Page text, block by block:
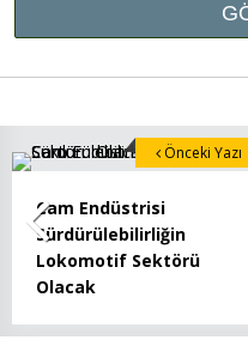
Cam Endüstrisi
Sürdürülebilirliğin
Lokomotif Sektörü
Olacak
Önceki Yazı